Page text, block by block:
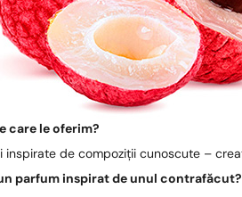
care le oferim?
inspirate de compoziții cunoscute –
parfum inspirat de unul contrafăcut?